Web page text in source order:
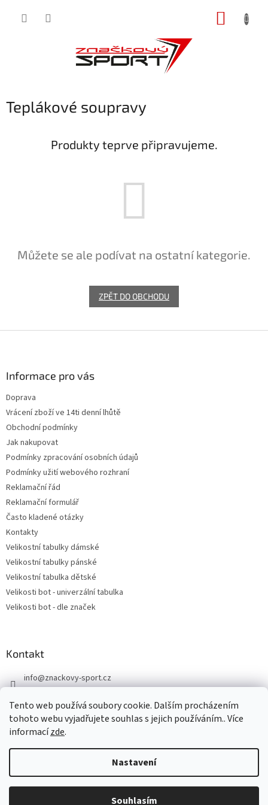
Tento web používá soubory cookie. Dalším procházením
tohoto webu vyjadřujete souhlas s jejich používáním.. Více
informacízde.
Nastavení
Souhlasím
DOVOLENÁ - objednávky přijaté nyní odešleme v pondělí 10.8.
Teplákové soupravy
Produkty teprve připravujeme.
Můžete se ale podívat na ostatní kategorie.
ZPĚT DO OBCHODU
Informace pro vás
Doprava
Vrácení zboží ve 14ti denní lhůtě
Obchodní podmínky
Jak nakupovat
Podmínky zpracování osobních údajů
Podmínky užití webového rozhraní
Reklamační řád
Reklamační formulář
Často kladené otázky
Kontakty
Velikostní tabulky dámské
Velikostní tabulky pánské
Velikostní tabulka dětské
Velikosti bot - univerzální tabulka
Velikosti bot - dle značek
Kontakt
info@znackovy-sport.cz
Vytvořil Shoptet
Značkový sport. Všechna práva vyhrazena.